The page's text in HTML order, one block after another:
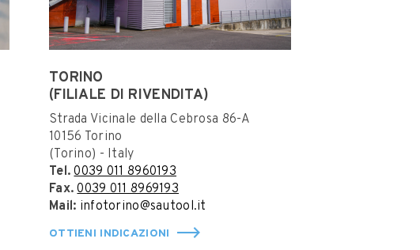
TORINO
(FILIALE DI RIVENDITA)
Strada Vicinale della Cebrosa 86-A
10156 Torino
(Torino) - Italy
Tel.0039 011 8960193
Fax.0039 011 8969193
Mail: infotorino@sautool.it
OTTIENI INDICAZIONI